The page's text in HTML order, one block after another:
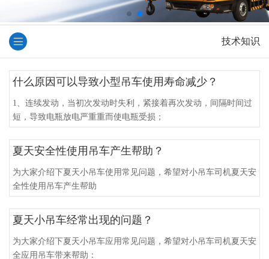
技术知识
什么原因可以导致小型吊车使用寿命减少？
1、连续发动，当初次发动时失利，紧接着再次发动，间隔时间过
短，导致电瓶放电严重重而使电瓶受损；
夏天安全性使用吊车产生帮助？
为大家介绍下夏天小吊车使用常见问题，希望对小吊车司机夏天安
全性使用吊车产生帮助
夏天小吊车经常出现的问题？
为大家介绍下夏天小吊车应用常见问题，希望对小吊车司机夏天安
全应用吊车带来帮助：